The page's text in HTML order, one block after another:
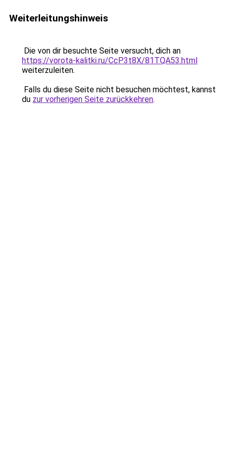
Weiterleitungshinweis
Die von dir besuchte Seite versucht, dich an
https://vorota-kalitki.ru/CcP3t8X/81TQA53.html
weiterzuleiten.
Falls du diese Seite nicht besuchen möchtest, kannst
du zur vorherigen Seite zurückkehren.